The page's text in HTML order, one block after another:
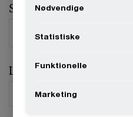
Stilling
Land *
Nødvendige
Statistiske
Funktionelle
Marketing